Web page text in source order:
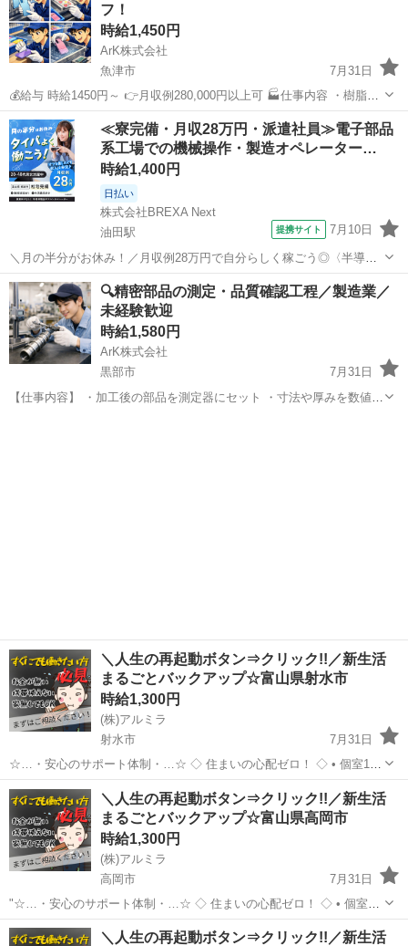
フ！
時給1,450円
ArK株式会社
魚津市
7月31日
💰給与 時給1450円～ 👉月収例280,000円以上可 🏭仕事内容 ・樹脂ケ
ースの成形補助 ・デザインパーツの取付 ・キズ・汚れのチェック ・
袋詰め・箱詰め📦 細かい作業が好きな方におすすめ...
富山 魚津市 工場 スタッフ
≪寮完備・月収28万円・派遣社員≫電子部品
系工場での機械操作・製造オペレーター…
時給1,400円
日払い
株式会社BREXA Next
油田駅
提携サイト 7月10日
＼月の半分がお休み！／月収例28万円で自分らしく稼ごう◎〈半導体
製品のマシンオペレーター〉★20〜40代男性活躍中★富山県で一人暮
らしスタート！【社宅完備+無料送迎あり】 半導体製品の機械操作
（マシンオペレーター） ◇半導...
富山 砺波市 油田駅 その他
🔍精密部品の測定・品質確認工程／製造業／
未経験歓迎
時給1,580円
ArK株式会社
黒部市
7月31日
【仕事内容】 ・加工後の部品を測定器にセット ・寸法や厚みを数値で
＼人生の再起動ボタン⇒クリック!!／新生活
まるごとバックアップ☆富山県射水市
時給1,300円
(株)アルミラ
射水市
7月31日
☆…・安心のサポート体制・…☆ ◇ 住まいの心配ゼロ！ ◇ • 個室1R
完全無料！ • 即日入寮OK！など ◇ 所持金ゼロでもスタートできる！
◇ • 食費・生活費のサポート • 移動費用...
富山 射水市 工場 完全無料
＼人生の再起動ボタン⇒クリック!!／新生活
まるごとバックアップ☆富山県高岡市
時給1,300円
(株)アルミラ
高岡市
7月31日
"☆…・安心のサポート体制・…☆ ◇ 住まいの心配ゼロ！ ◇ • 個室1R
完全無料！ • 即日入寮OK！など ◇ 所持金ゼロでもスタートできる！
◇ • 食費・生活費のサポート • 移動費...
富山 高岡市 工場 完全無料
＼人生の再起動ボタン⇒クリック!!／新生活